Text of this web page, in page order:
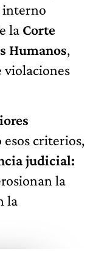
interno
la Corte
Humanos,
violaciones
criterios,
judicial:
la
la